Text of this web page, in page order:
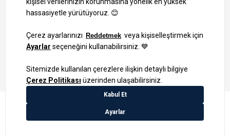
Bilgi Toplum Hizmetleri
KVKK Veri İşleme Politikamız
Site Haritası